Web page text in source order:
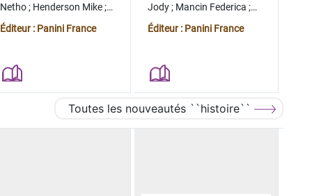
Netho; Henderson Mike;
Stegman Ryan
Éditeur : Panini France
Jody; Mancin Federica ;
Antonio Roge
Éditeur : Panini France
Toutes les nouveautés ``histoire``